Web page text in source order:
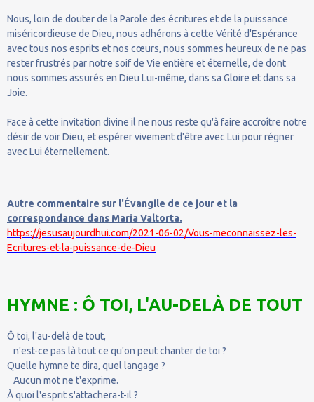
Nous, loin de douter de la Parole des écritures et de la puissance
miséricordieuse de Dieu, nous adhérons à cette Vérité d'Espérance
avec tous nos esprits et nos cœurs, nous sommes heureux de ne pas
rester frustrés par notre soif de Vie entière et éternelle, de dont
nous sommes assurés en Dieu Lui-même, dans sa Gloire et dans sa
Joie.
Face à cette invitation divine il ne nous reste qu'à faire accroître notre
désir de voir Dieu, et espérer vivement d'être avec Lui pour régner
avec Lui éternellement.
Autre commentaire sur l'Évangile de ce jour et la
correspondance dans Maria Valtorta.
https://jesusaujourdhui.com/2021-06-02/Vous-meconnaissez-les-
Ecritures-et-la-puissance-de-Dieu
HYMNE : Ô TOI, L'AU-DELÀ DE TOUT
Ô toi, l'au-delà de tout,
n'est-ce pas là tout ce qu'on peut chanter de toi ?
Quelle hymne te dira, quel langage ?
Aucun mot ne t'exprime.
À quoi l'esprit s'attachera-t-il ?